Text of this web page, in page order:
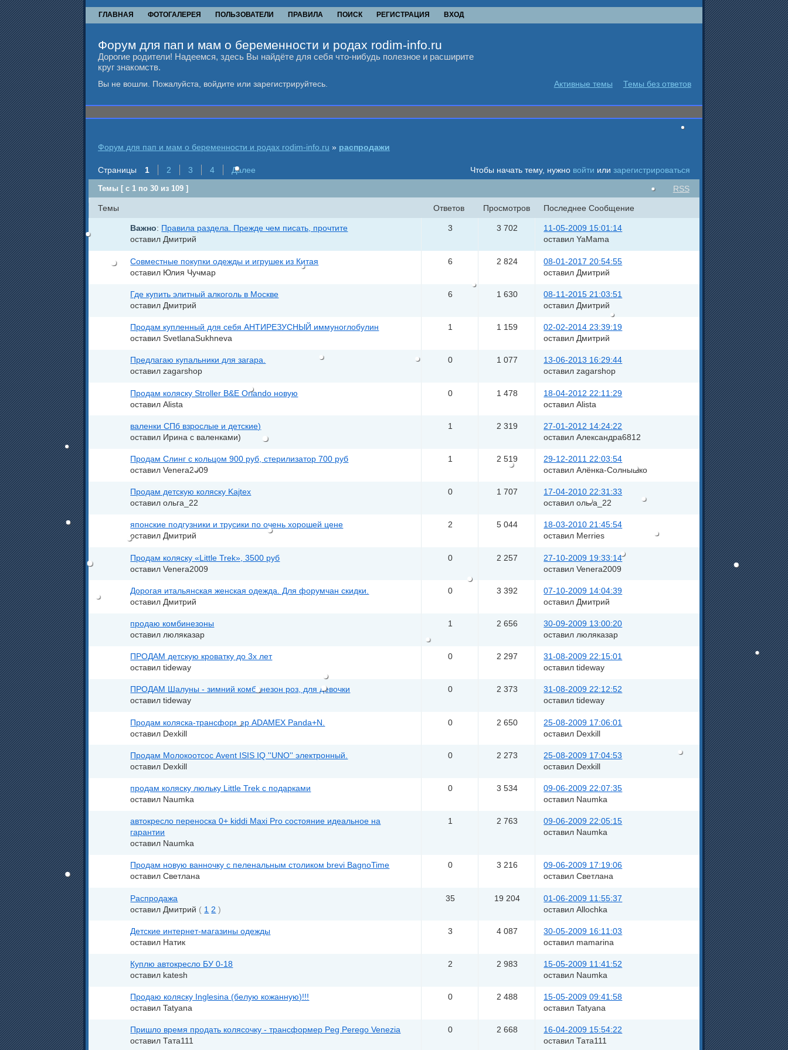
ГЛАВНАЯ ФОТОГАЛЕРЕЯ ПОЛЬЗОВАТЕЛИ ПРАВИЛА ПОИСК РЕГИСТРАЦИЯ ВХОД
Форум для пап и мам о беременности и родах rodim-info.ru
Дорогие родители! Надеемся, здесь Вы найдёте для себя что-нибудь полезное и расширите
круг знакомств.
Вы не вошли. Пожалуйста, войдите или зарегистрируйтесь. Активные темы Темы без ответов
Форум для пап и мам о беременности и родах rodim-info.ru » распродажи
Страницы 1 2 3 4 Далее Чтобы начать тему, нужно войти или зарегистрироваться
RSS
Темы [ с 1 по 30 из 109 ]
Темы Ответов Просмотров Последнее Сообщение
Важно: Правила раздела. Прежде чем писать, прочтите
оставил Дмитрий
3 3 702
11-05-2009 15:01:14
оставил YaMama
Совместные покупки одежды и игрушек из Китая
оставил Юлия Чучмар
6 2 824
08-01-2017 20:54:55
оставил Дмитрий
Где купить элитный алкоголь в Москве
оставил Дмитрий
6 1 630
08-11-2015 21:03:51
оставил Дмитрий
Продам купленный для себя АНТИРЕЗУСНЫЙ иммуноглобулин
оставил SvetlanaSukhneva
1 1 159
02-02-2014 23:39:19
оставил Дмитрий
Предлагаю купальники для загара.
оставил zagarshop
0 1 077
13-06-2013 16:29:44
оставил zagarshop
Продам коляску Stroller B&E Orlando новую
оставил Alista
0 1 478
18-04-2012 22:11:29
оставил Alista
валенки СПб взрослые и детские)
оставил Ирина с валенками)
1 2 319
27-01-2012 14:24:22
оставил Александра6812
Продам Слинг с кольцом 900 руб, стерилизатор 700 руб
оставил Venera2009
1 2 519
29-12-2011 22:03:54
оставил Алёнка-Солнышко
Продам детскую коляску Kajtex
оставил ольга_22
0 1 707
17-04-2010 22:31:33
оставил ольга_22
японские подгузники и трусики по очень хорошей цене
оставил Дмитрий
2 5 044
18-03-2010 21:45:54
оставил Merries
Продам коляску «Little Trek», 3500 руб
оставил Venera2009
0 2 257
27-10-2009 19:33:14
оставил Venera2009
Дорогая итальянская женская одежда. Для форумчан скидки.
оставил Дмитрий
0 3 392
07-10-2009 14:04:39
оставил Дмитрий
продаю комбинезоны
оставил люляказар
1 2 656
30-09-2009 13:00:20
оставил люляказар
ПРОДАМ детскую кроватку до 3х лет
оставил tideway
0 2 297
31-08-2009 22:15:01
оставил tideway
ПРОДАМ Шалуны - зимний комбинезон роз, для девочки
оставил tideway
0 2 373
31-08-2009 22:12:52
оставил tideway
Продам коляска-трансформер ADAMEX Panda+N.
оставил Dexkill
0 2 650
25-08-2009 17:06:01
оставил Dexkill
Продам Молокоотсос Avent ISIS IQ ''UNO'' электронный.
оставил Dexkill
0 2 273
25-08-2009 17:04:53
оставил Dexkill
продам коляску люльку Little Trek с подарками
оставил Naumka
0 3 534
09-06-2009 22:07:35
оставил Naumka
автокресло переноска 0+ kiddi Maxi Pro состояние идеальное на
гарантии
оставил Naumka
1 2 763
09-06-2009 22:05:15
оставил Naumka
Продам новую ванночку с пеленальным столиком brevi BagnoTime
оставил Светлана
0 3 216
09-06-2009 17:19:06
оставил Светлана
Распродажа
оставил Дмитрий ( 1 2 )
35 19 204
01-06-2009 11:55:37
оставил Allochka
Детские интернет-магазины одежды
оставил Натик
3 4 087
30-05-2009 16:11:03
оставил mamarina
Куплю автокресло БУ 0-18
оставил katesh
2 2 983
15-05-2009 11:41:52
оставил Naumka
Продаю коляску Inglesina (белую кожанную)!!!
оставил Tatyana
0 2 488
15-05-2009 09:41:58
оставил Tatyana
Пришло время продать колясочку - трансформер Peg Perego Venezia
оставил Тата111
0 2 668
16-04-2009 15:54:22
оставил Тата111